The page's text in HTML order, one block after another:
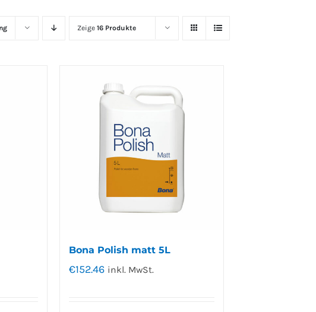
Zeige 16 Produkte
Bona Polish matt 5L
€152.46 inkl. MwSt.